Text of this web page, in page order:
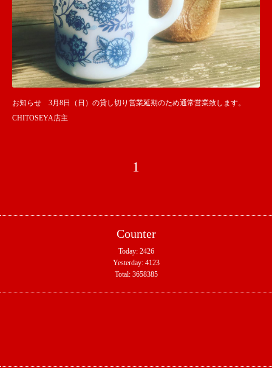
お知らせ 3月8日（日）の貸し切り営業延期のため通常営業致します。
CHITOSEYA店主
1
Counter
Today: 2426
Yesterday: 4123
Total: 3658385